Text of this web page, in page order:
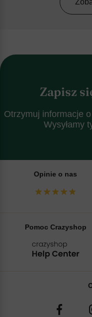
Zapisz
Otrzymuj informacje
Wysyłamy
Opinie o nas
Pomoc Crazyshop